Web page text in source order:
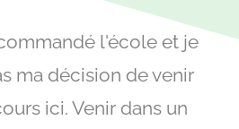
l'école et je
ma décision de venir
ici. Venir dans un